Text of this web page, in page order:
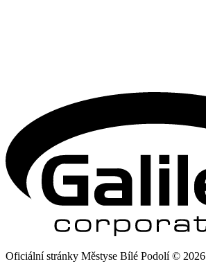
Oficiální stránky Městyse Bílé Podolí © 2026